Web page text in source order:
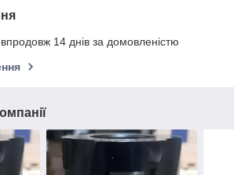
14 днів за домовленістю